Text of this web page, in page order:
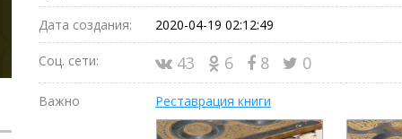
Дата создания: 2020-04-19 02:12:49
Соц. сети: 43 6 8 0
Важно Реставрация книги